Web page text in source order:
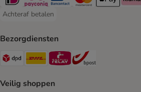
iDeal Payment Method
Payconiq Payment Method
Bancontact Payment Method
Mastercard Payment
Apple PayKlarna
Achteraf betalen
Achteraf betalen Payment Method
Bezorgdiensten
Dpd Shipping Method
DHL Shipping Method
Mondial Relay
Veilig shoppen